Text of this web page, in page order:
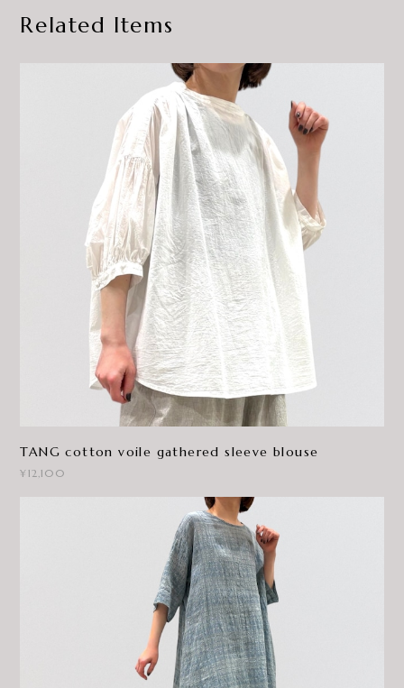
Related Items
TANG cotton voile gathered sleeve blouse
¥12,100